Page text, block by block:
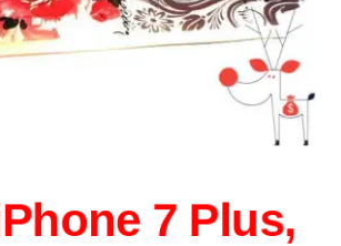
7 Plus,